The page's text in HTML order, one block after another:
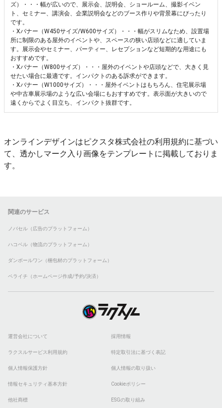
ズ）・・・幅が広いので、展示会、説明会、ショールーム、撮影イベン
ト、セミナー、講演会、企業説明会などのブース作りや背景幕にぴったり
です。
・Xバナー（W450サイズ/W600サイズ）・・・幅がスリムなため、設置場
所に制限のある屋外のイベントや、スペースの狭い店頭などに適していま
す。展示会やセミナー、パーティー、レセプションなど短期的な用途にも
おすすめです。
・Xバナー（W800サイズ）・・・屋外のイベントや店頭などで、大きく見
せたい場合に最適です。インパクトのある訴求ができます。
・Xバナー（W1000サイズ）・・・屋外イベントはもちろん、住宅展示場
や中古車展示場のような広い会場にもおすすめです。表示面が大きいので
遠くからでよく目立ち、インパクト抜群です。
オンラインデザインはピクスタ株式会社の利用規約に基づい
て、透かしマーク入り画像をテンプレートに掲載しておりま
す。
関連のサービス
ノバセル（広告のプラットフォーム）
ハコベル（物流のプラットフォーム）
ダンボールワン（梱包材のプラットフォーム）
ペライチ（ホームページ作成/予約/決済）
運営会社について 採用情報
ラクスルサービス利用規約 特定取引法に基づく表記
個人情報保護方針 個人情報の取り扱い
情報セキュリティ基本方針 Cookieポリシー
他社商標 ESGの取り組み